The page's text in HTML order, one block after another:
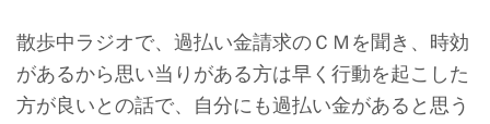
散歩中ラジオで、過払い金請求のＣＭを聞き、時効
があるから思い当りがある方は早く行動を起こした
方が良いとの話で、自分にも過払い金があると思う